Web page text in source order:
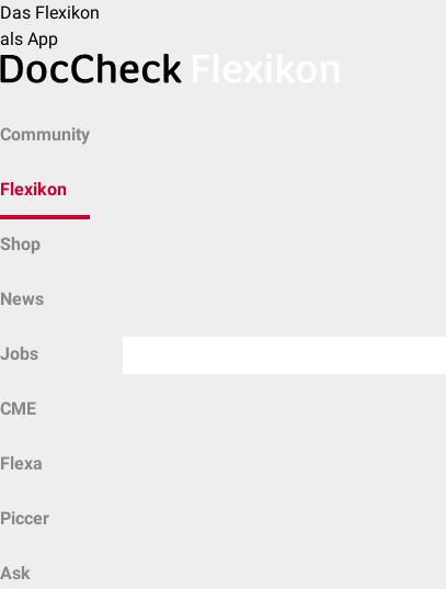
Das Flexikon
als App
Community
Flexikon
Shop
News
Jobs
CME
Flexa
Piccer
Ask